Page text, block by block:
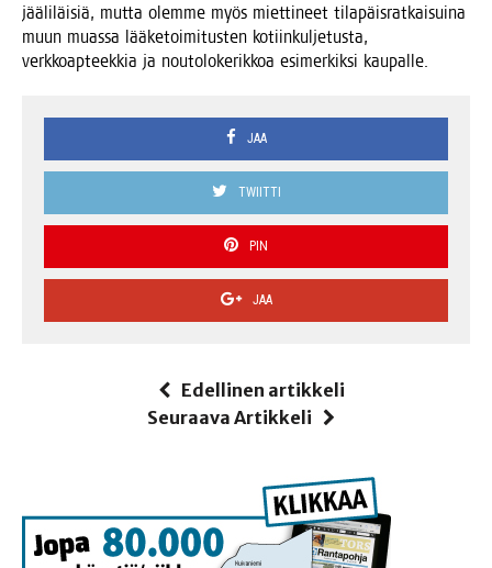
jää­li­läi­siä, mut­ta olem­me myös miet­ti­neet tila­päis­rat­kai­sui­na
muun muas­sa lää­ke­toi­mi­tus­ten kotiin­kul­je­tus­ta,
verk­koap­teek­kia ja nou­to­lo­ke­rik­koa esi­mer­kik­si kaupalle.
JAA
TWIITTI
PIN
JAA
Edellinen artikkeli
Seuraava Artikkeli